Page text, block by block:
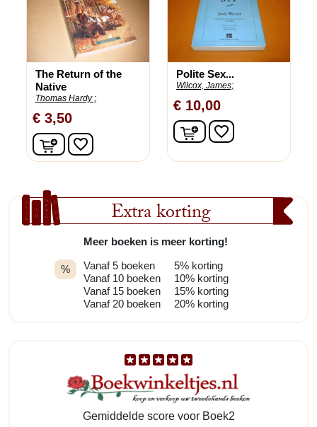
Extra korting
%
Meer boeken is meer korting!
Vanaf 5 boeken
Vanaf 10 boeken
Vanaf 15 boeken
Vanaf 20 boeken
5% korting
10% korting
15% korting
20% korting
Gemiddelde score voor Boek2
The Return of the
Native
Thomas Hardy ;
€ 3,50
In winkelwagen
favorite_border
Polite Sex...
Wilcox, James;
€ 10,00
In winkelwagen
favorite_border